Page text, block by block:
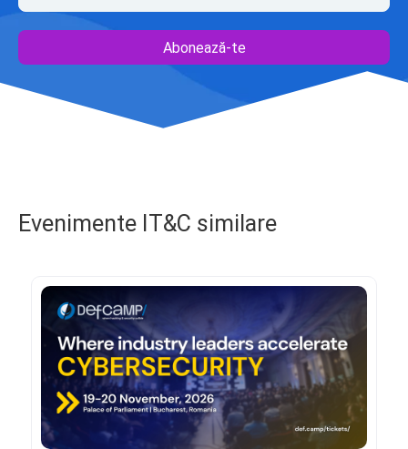
Abonează-te
Evenimente IT&C similare